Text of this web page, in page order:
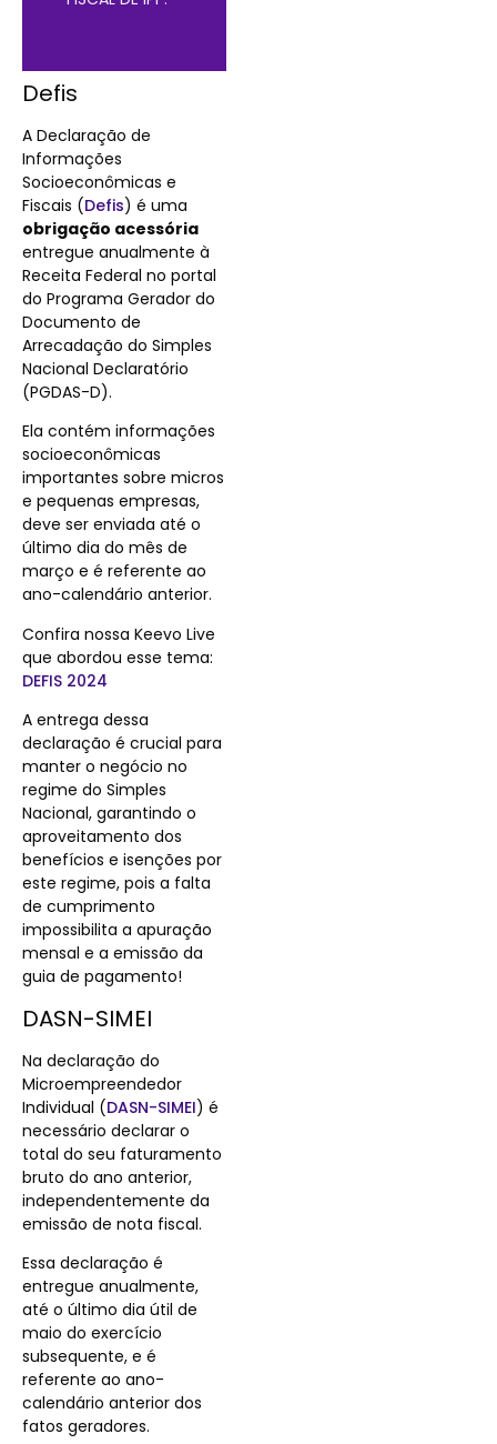
Defis
A Declaração de
Informações
Socioeconômicas e
Fiscais (Defis) é uma
obrigação acessória
entregue anualmente à
Receita Federal no portal
do Programa Gerador do
Documento de
Arrecadação do Simples
Nacional Declaratório
(PGDAS-D).
Ela contém informações
socioeconômicas
importantes sobre micros
e pequenas empresas,
deve ser enviada até o
último dia do mês de
março e é referente ao
ano-calendário anterior.
Confira nossa Keevo Live
que abordou esse tema:
DEFIS 2024
A entrega dessa
declaração é crucial para
manter o negócio no
regime do Simples
Nacional, garantindo o
aproveitamento dos
benefícios e isenções por
este regime, pois a falta
de cumprimento
impossibilita a apuração
mensal e a emissão da
guia de pagamento!
DASN-SIMEI
Na declaração do
Microempreendedor
Individual (DASN-SIMEI) é
necessário declarar o
total do seu faturamento
bruto do ano anterior,
independentemente da
emissão de nota fiscal.
Essa declaração é
entregue anualmente,
até o último dia útil de
maio do exercício
subsequente, e é
referente ao ano-
calendário anterior dos
fatos geradores.